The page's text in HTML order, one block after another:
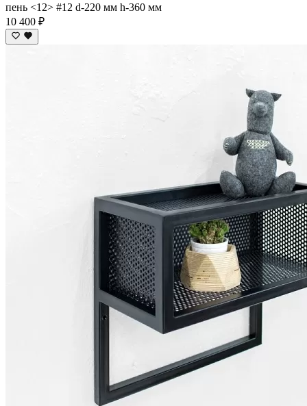
пень <12> #12 d-220 мм h-360 мм
10 400 ₽